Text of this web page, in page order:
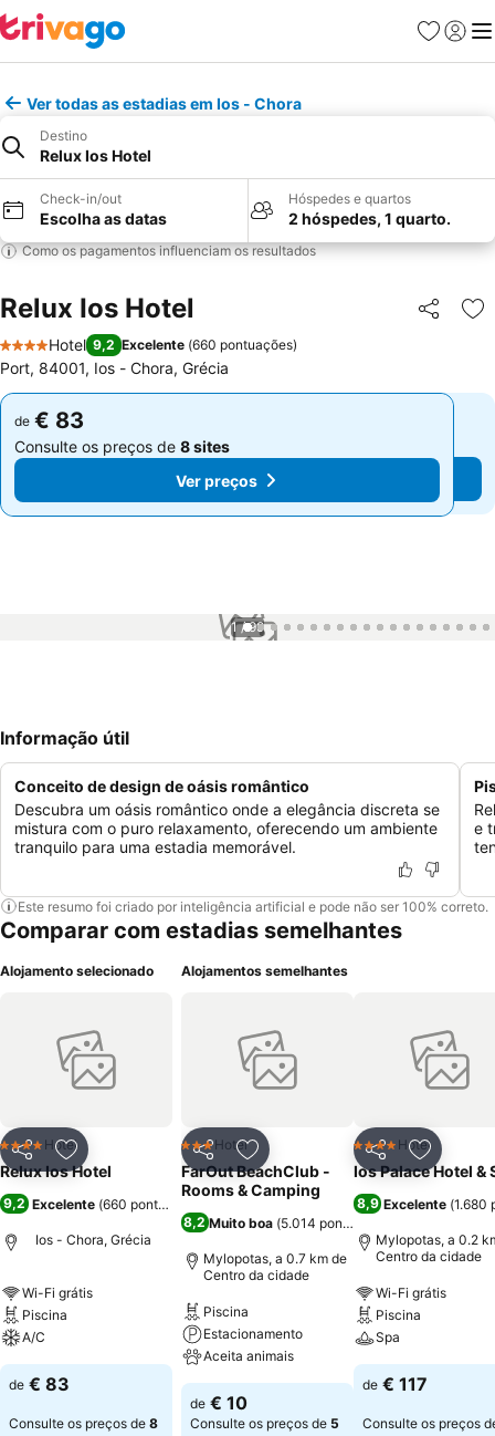
Favoritos
Iniciar
Ver todas as estadias em Ios - Chora
Destino
Relux Ios Hotel
Check-in/out
Escolha as datas
Hóspedes e quartos
2 hóspedes, 1 quarto.
Como os pagamentos influenciam os resultados
Relux Ios Hotel Partilhar
4 Estrelas
Hotel 9,2 Excelente (660 pontuações)
Port, 84001, Ios - Chora, Grécia
de € 83
Consulte os preços de 8 sites
Ver preços
de € 83
Consulte os preços de 8 sites
Ver preços
1 / 99
Informação útil
Conceito de design de oásis romântico
Descubra um oásis romântico onde a elegância discreta se
mistura com o puro relaxamento, oferecendo um ambiente
tranquilo para uma estadia memorável.
e
Este resumo foi criado por inteligência artificial e pode não ser 100% correto.
Comparar com estadias semelhantes
Alojamento selecionado
PartilharAdicionar aos favoritos
4 EstrelasHotel
Relux Ios Hotel
9,2 Excelente (660 pontuações
Ios - Chora, Grécia
Wi-Fi grátis
Piscina
A/C
de € 83
Consulte os preços de 8
Alojamentos semelhantes
PartilharAdicionar aos favoritos
3 Estrelas
Hotel
FarOut BeachClub -
Rooms & Camping
8,2 Muito boa (5.014 pontuações
Mylopotas, a 0.7 km de
Centro da cidade
Piscina
Estacionamento
Aceita animais
de € 10
Consulte os preços de 5
Partilhar
4 EstrelasHotel
Ios Palace Hotel &
8,9 Excelente (1.680
Mylopotas, a 0.2
Centro da cidade
Wi-Fi grátis
Piscina
Spa
de € 117
Consulte os preços